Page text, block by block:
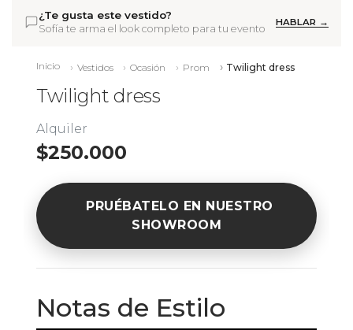
¿Te gusta este vestido?
Sofía te arma el look completo para tu evento
HABLAR →
Inicio Vestidos Ocasión Prom Twilight dress
Twilight dress
Alquiler
$250.000
PRUÉBATELO EN NUESTRO
SHOWROOM
Notas de Estilo